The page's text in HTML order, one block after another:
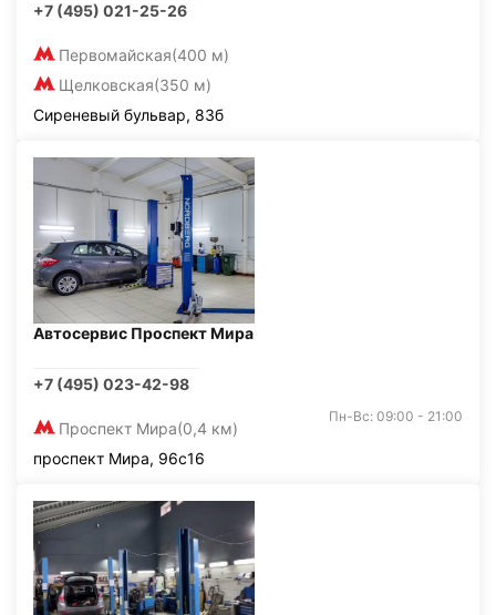
+7 (495) 021-25-26
Первомайская(400 м)
Щелковская(350 м)
Сиреневый бульвар, 83б
Автосервис Проспект Мира
+7 (495) 023-42-98
Проспект Мира(0,4 км)
Пн-Вс: 09:00 - 21:00
проспект Мира, 96с16